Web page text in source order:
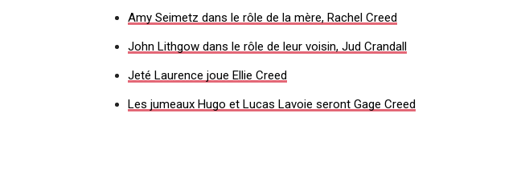
Amy Seimetz dans le rôle de la mère, Rachel Creed
John Lithgow dans le rôle de leur voisin, Jud Crandall
Jeté Laurence joue Ellie Creed
Les jumeaux Hugo et Lucas Lavoie seront Gage Creed